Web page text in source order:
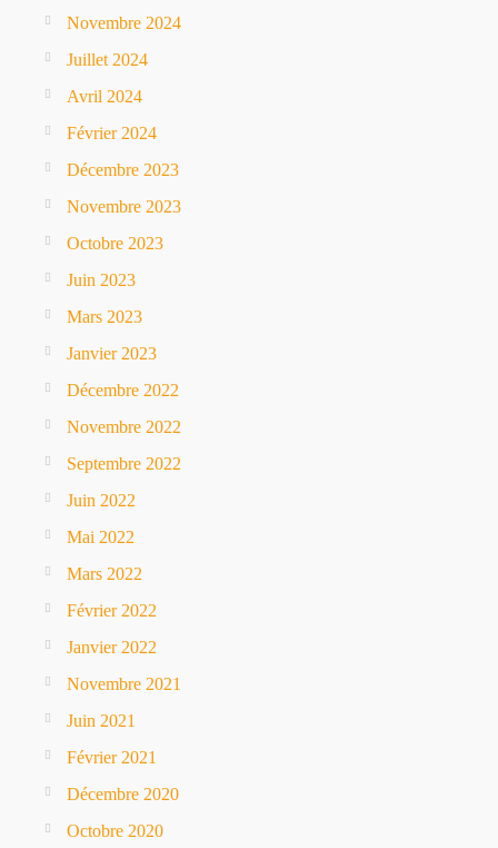
Novembre 2024
Juillet 2024
Avril 2024
Février 2024
Décembre 2023
Novembre 2023
Octobre 2023
Juin 2023
Mars 2023
Janvier 2023
Décembre 2022
Novembre 2022
Septembre 2022
Juin 2022
Mai 2022
Mars 2022
Février 2022
Janvier 2022
Novembre 2021
Juin 2021
Février 2021
Décembre 2020
Octobre 2020